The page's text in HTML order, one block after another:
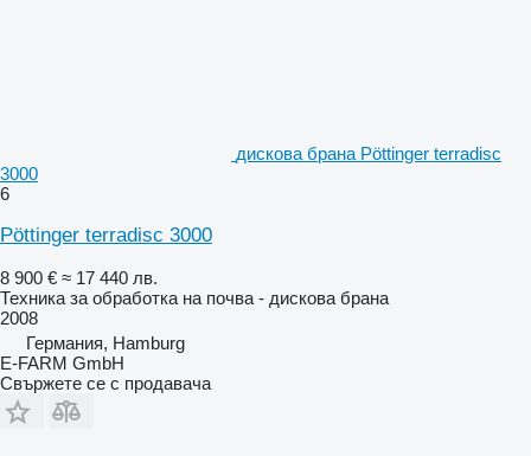
дискова брана Pöttinger terradisc
3000
6
Pöttinger terradisc 3000
8 900 € ≈ 17 440 лв.
Техника за обработка на почва - дискова брана
2008
Германия, Hamburg
E-FARM GmbH
Свържете се с продавача